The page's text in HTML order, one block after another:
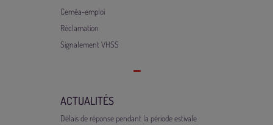
Ceméa-emploi
Réclamation
Signalement VHSS
ACTUALITÉS
Délais de réponse pendant la période estivale